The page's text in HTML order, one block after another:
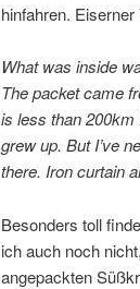
hinfahren.
What was inside
The packet came
is less than 200km
grew up. But I’ve
there. Iron curtain
Besonders toll
ich auch noch
angepackten